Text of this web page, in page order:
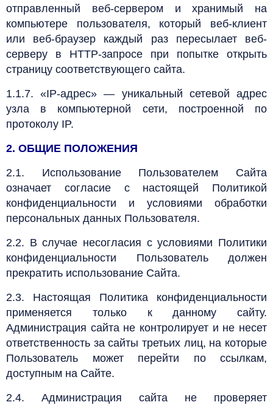
отправленный веб-сервером и хранимый на
компьютере пользователя, который веб-клиент
или веб-браузер каждый раз пересылает веб-
серверу в HTTP-запросе при попытке открыть
страницу соответствующего сайта.
1.1.7. «IP-адрес» — уникальный сетевой адрес
узла в компьютерной сети, построенной по
протоколу IP.
2. ОБЩИЕ ПОЛОЖЕНИЯ
2.1. Использование Пользователем Сайта
означает согласие с настоящей Политикой
конфиденциальности и условиями обработки
персональных данных Пользователя.
2.2. В случае несогласия с условиями Политики
конфиденциальности Пользователь должен
прекратить использование Сайта.
2.3. Настоящая Политика конфиденциальности
применяется только к данному сайту.
Администрация сайта не контролирует и не несет
ответственность за сайты третьих лиц, на которые
Пользователь может перейти по ссылкам,
доступным на Сайте.
2.4. Администрация сайта не проверяет